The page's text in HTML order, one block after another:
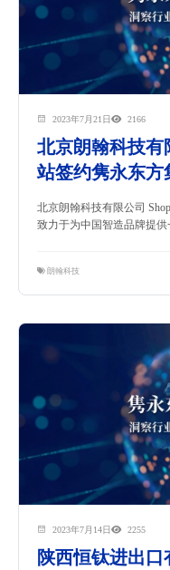
2023年7月21日 2166
北京朗翰科技
站签约隽永东方
北京朗翰科技有限公司
致力于为中国智造品牌提供
朗翰科技
2023年7月14日 2255
陕西恒钛进出